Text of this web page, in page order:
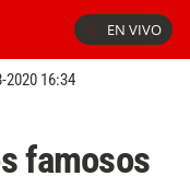
EN VIVO
2020 16:34
famosos